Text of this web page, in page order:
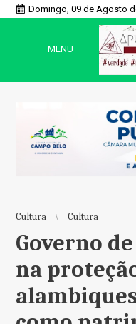
Domingo, 09 de Agosto
MENU
Cultura Cultura
Governo
na